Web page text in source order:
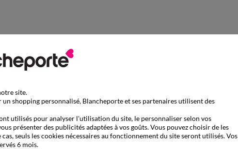
site.
shopping personnalisé, Blancheporte et ses partenaires utilisent des
utilisés pour analyser l'utilisation du site, le personnaliser selon vos
présenter des publicités adaptées à vos goûts. Vous pouvez choisir de les
cas, seuls les cookies nécessaires au fonctionnement du site seront utilisés. Vos
6 mois.